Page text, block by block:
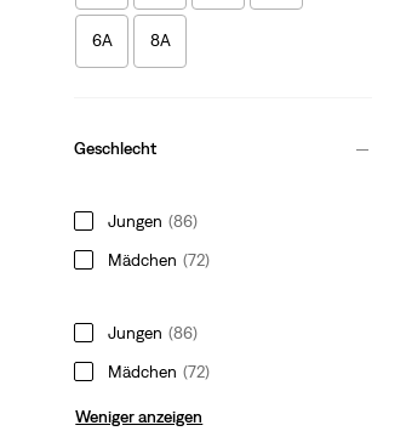
6A 8A
Geschlecht
Jungen (86)
Mädchen (72)
Jungen (86)
Mädchen (72)
Weniger anzeigen